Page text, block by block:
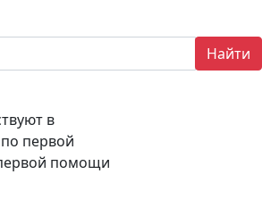
Найти
в
первой
помощи